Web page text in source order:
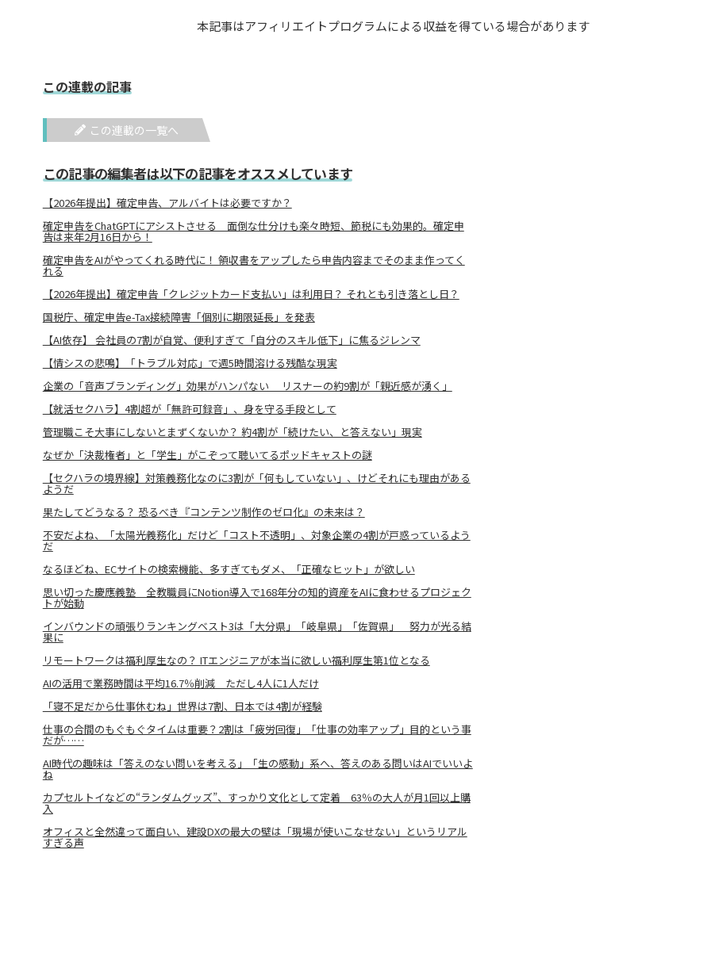
本記事はアフィリエイトプログラムによる収益を得ている場合があります
この連載の記事
この連載の一覧へ
この記事の編集者は以下の記事をオススメしています
【2026年提出】確定申告、アルバイトは必要ですか？
確定申告をChatGPTにアシストさせる 面倒な仕分けも楽々時短、節税にも効果的。確定申
告は来年2月16日から！
確定申告をAIがやってくれる時代に！ 領収書をアップしたら申告内容までそのまま作ってく
れる
【2026年提出】確定申告「クレジットカード支払い」は利用日？ それとも引き落とし日？
国税庁、確定申告e-Tax接続障害「個別に期限延長」を発表
【AI依存】 会社員の7割が自覚、便利すぎて「自分のスキル低下」に焦るジレンマ
【情シスの悲鳴】「トラブル対応」で週5時間溶ける残酷な現実
企業の「音声ブランディング」効果がハンパない リスナーの約9割が「親近感が湧く」
【就活セクハラ】4割超が「無許可録音」、身を守る手段として
管理職こそ大事にしないとまずくないか？ 約4割が「続けたい、と答えない」現実
なぜか「決裁権者」と「学生」がこぞって聴いてるポッドキャストの謎
【セクハラの境界線】対策義務化なのに3割が「何もしていない」、けどそれにも理由がある
ようだ
果たしてどうなる？ 恐るべき『コンテンツ制作のゼロ化』の未来は？
不安だよね、「太陽光義務化」だけど「コスト不透明」、対象企業の4割が戸惑っているよう
だ
なるほどね、ECサイトの検索機能、多すぎてもダメ、「正確なヒット」が欲しい
思い切った慶應義塾 全教職員にNotion導入で168年分の知的資産をAIに食わせるプロジェク
トが始動
インバウンドの頑張りランキングベスト3は「大分県」「岐阜県」「佐賀県」 努力が光る結
果に
リモートワークは福利厚生なの？ ITエンジニアが本当に欲しい福利厚生第1位となる
AIの活用で業務時間は平均16.7％削減 ただし4人に1人だけ
「寝不足だから仕事休むね」世界は7割、日本では4割が経験
仕事の合間のもぐもぐタイムは重要？2割は「疲労回復」「仕事の効率アップ」目的という事
だが……
AI時代の趣味は「答えのない問いを考える」「生の感動」系へ、答えのある問いはAIでいいよ
ね
カプセルトイなどの“ランダムグッズ”、すっかり文化として定着 63％の大人が月1回以上購
入
オフィスと全然違って面白い、建設DXの最大の壁は「現場が使いこなせない」というリアル
すぎる声